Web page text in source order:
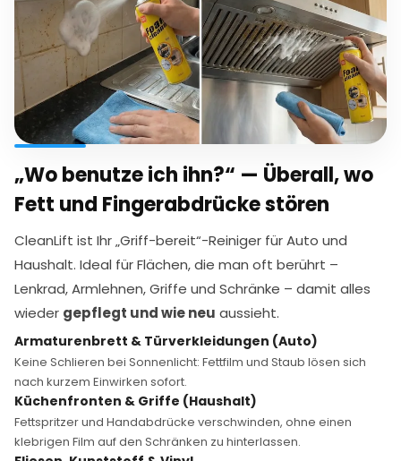
„Wo benutze ich ihn?“ — Überall, wo
Fett und Fingerabdrücke stören
CleanLift ist Ihr „Griff-bereit“-Reiniger für Auto und
Haushalt. Ideal für Flächen, die man oft berührt –
Lenkrad, Armlehnen, Griffe und Schränke – damit alles
wieder gepflegt und wie neu aussieht.
Armaturenbrett & Türverkleidungen (Auto)
Keine Schlieren bei Sonnenlicht: Fettfilm und Staub lösen sich
nach kurzem Einwirken sofort.
Küchenfronten & Griffe (Haushalt)
Fettspritzer und Handabdrücke verschwinden, ohne einen
klebrigen Film auf den Schränken zu hinterlassen.